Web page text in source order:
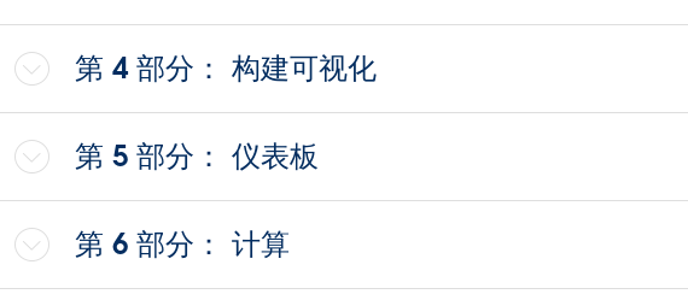
第 4 部分： 构建可视化
第 5 部分： 仪表板
第 6 部分： 计算